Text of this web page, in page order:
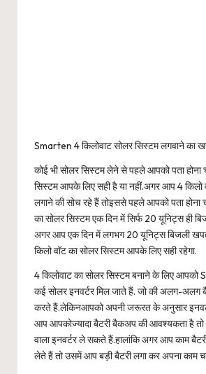
Smarten 4 किलोवाट सोलर सिस्टम लगवाने का
कोई भी सोलर सिस्टम लेने से पहले आपको पता होना
सिस्टम आपके लिए सही है या नहीं.अगर आप 4 किलो
लगाने की सोच रहे हैं तोइससे पहले आपको पता होना
का सोलर सिस्टम एक दिन में सिर्फ 20 यूनिट्स ही
अगर आप एक दिन में लगभग 20 यूनिट्स बिजली
किलो वॉट का सोलर सिस्टम आपके लिए सही रहेगा.
4 किलोवाट का सोलर सिस्टम बनाने के लिए
कई सोलर इनवर्टर मिल जाते हैं. जो की अलग-अलग
करते हैं.लेकिनआपको अपनी जरूरत के अनुसार
आप आपकोज्यादा बैटरी बैकअप की आवश्यकता है तो
वाला इनवर्टर ले सकते हैं.हालांकि अगर आप काम
लेते हैं तो उसमें आप बड़ी बैटरी लगा कर अपना काम